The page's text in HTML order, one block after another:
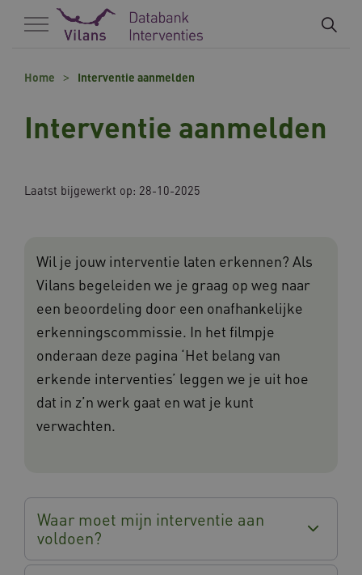
Naar hoofdinhoud
Naar footer
Home Interventie aanmelden
Interventie aanmelden
Laatst bijgewerkt op: 28-10-2025
Wil je jouw interventie laten erkennen? Als
Vilans begeleiden we je graag op weg naar
een beoordeling door een onafhankelijke
erkenningscommissie. In het filmpje
onderaan deze pagina ‘Het belang van
erkende interventies’ leggen we je uit hoe
dat in z’n werk gaat en wat je kunt
verwachten.
Waar moet mijn interventie aan
voldoen?